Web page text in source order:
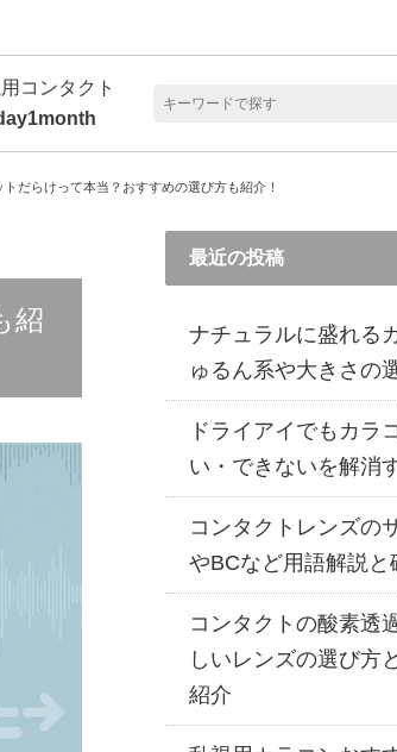
だらけって本当？おすすめの選び方も紹介！
紹
最近の投稿
ナチュラルに盛れる
ゅるん系や大きさの
ドライアイでもカラ
い・できないを解消
コンタクトレンズの
やBCなど用語解説と
コンタクトの酸素透
しいレンズの選び方
紹介
コンタクト
1month
商品一覧を見る
乱視用カラコン 1day商品一
カラコン・サークルレンズ 2week商品一
カラコン・サークルレンズ 1month商品
商品一覧を見る 乱視用カラコン 1day商品一
クリアコンタクトレンズ 2week 商品一
乱視用カラコン 1day商品一
乱視用カラコン 1month商品一